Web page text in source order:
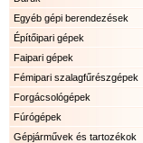
Egyéb gépi berendezések
Építőipari gépek
Faipari gépek
Fémipari szalagfűrészgépek
Forgácsológépek
Fúrógépek
Gépjárművek és tartozékok